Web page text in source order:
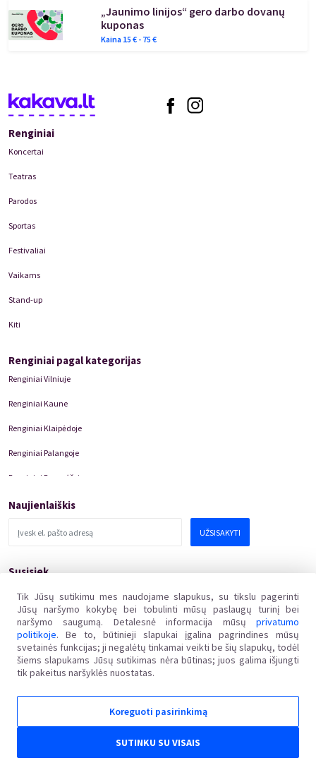
„Jaunimo linijos“ gero darbo dovanų
kuponas
Kaina 15 € - 75 €
Tik Jūsų sutikimu mes naudojame slapukus, su tikslu pagerinti
Jūsų naršymo kokybę bei tobulinti mūsų paslaugų turinį bei
naršymo saugumą. Detalesnė informacija mūsų privatumo
politikoje. Be to, būtinieji slapukai įgalina pagrindines mūsų
svetainės funkcijas; ji negalėtų tinkamai veikti be šių slapukų, todėl
šiems slapukams Jūsų sutikimas nėra būtinas; juos galima išjungti
tik pakeitus naršyklės nuostatas.
Koreguoti pasirinkimą
SUTINKU SU VISAIS
Renginiai
Koncertai
Teatras
Parodos
Sportas
Festivaliai
Vaikams
Stand-up
Kiti
Renginiai pagal kategorijas
Renginiai Vilniuje
Renginiai Kaune
Renginiai Klaipėdoje
Renginiai Palangoje
Renginiai Panevėžyje
Domino Teatro Spektakliai
Naujienlaiškis
UŽSISAKYTI
Susisiek
Adresas:Žalgirio g.135, LT-08217 Vilnius
Įmonės kodas:304769369
PVM mokėtojo kodas :LT100011648218
Respublikos vartotojų teisių apsaugos įstatymo nustatyta tvarka Valstybinėje vartotojų teisių
51, faks. (8 5) 279 1466, interneto svetainė www.vvtat.lt. Elektroniniu būdu prašymą galite